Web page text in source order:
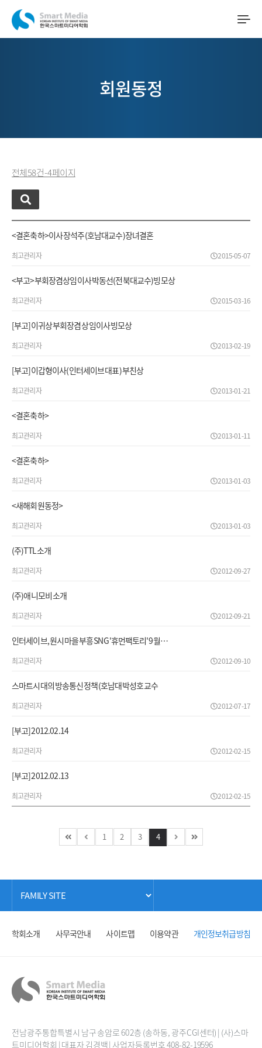
회원동정
전체 58 건 - 4 페이지
<결혼축하>이사 장석주(호남대교수)장녀결혼
최고관리자 2015-05-07
<부고>부회장겸상임이사 박동선(전북대교수)빙모상
최고관리자 2015-03-16
[부고]이귀상 부회장겸 상임이사 빙모상
최고관리자 2013-02-19
[부고]이갑형이사(인터세이브 대표) 부친상
최고관리자 2013-01-21
<결혼축하>
최고관리자 2013-01-11
<결혼축하>
최고관리자 2013-01-03
<새해회원동정>
최고관리자 2013-01-03
(주)TTL 소개
최고관리자 2012-09-27
(주)애니모비 소개
최고관리자 2012-09-21
인터세이브, 원시 마을 부흥 SNG '휴먼팩토리' 9월…
최고관리자 2012-09-10
스마트시대의 방송통신 정책(호남대 박성호교수
최고관리자 2012-07-17
[부고] 2012.02.14
최고관리자 2012-02-15
[부고] 2012.02.13
최고관리자 2012-02-15
1 2 3 4
학회소개 사무국안내 사이트맵 이용약관 개인정보취급방침
전남광주통합특별시 남구 송암로 60 2층 (송하동, 광주CGI센터) | (사)스마
트미디어학회 | 대표자 김경백 | 사업자등록번호 408-82-19596